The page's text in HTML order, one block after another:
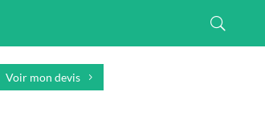
Voir mon devis